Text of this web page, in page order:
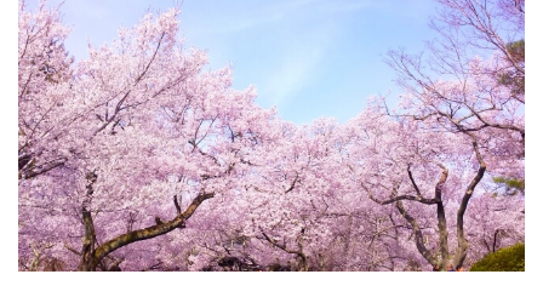
- 動画に関するご相談はこちら -
お問合わせ・無料見積もり
資料ダウンロード